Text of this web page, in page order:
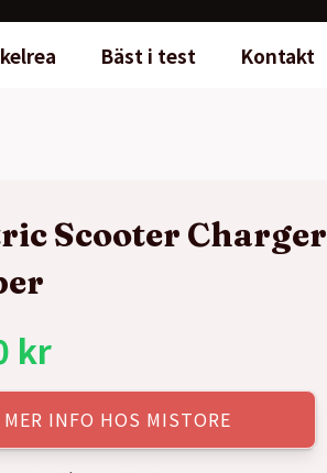
Bäst i test Kontakt
Scooter Charger
kr
MER INFO HOS MISTORE